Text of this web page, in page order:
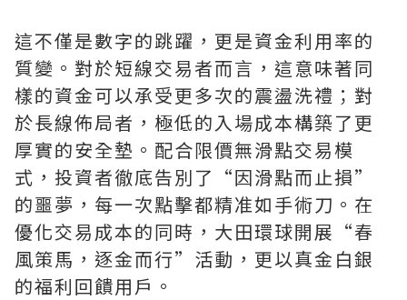
這不僅是數字的跳躍，更是資金利用率的
質變。對於短線交易者而言，這意味著同
樣的資金可以承受更多次的震盪洗禮；對
於長線佈局者，極低的入場成本構築了更
厚實的安全墊。配合限價無滑點交易模
式，投資者徹底告別了“因滑點而止損”
的噩夢，每一次點擊都精准如手術刀。在
優化交易成本的同時，大田環球開展“春
風策馬，逐金而行”活動，更以真金白銀
的福利回饋用戶。